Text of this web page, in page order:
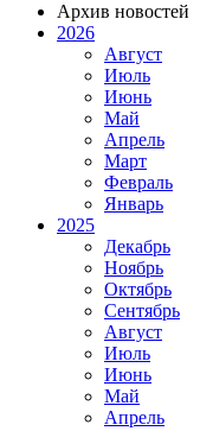
Архив новостей
2026
Август
Июль
Июнь
Май
Апрель
Март
Февраль
Январь
2025
Декабрь
Ноябрь
Октябрь
Сентябрь
Август
Июль
Июнь
Май
Апрель